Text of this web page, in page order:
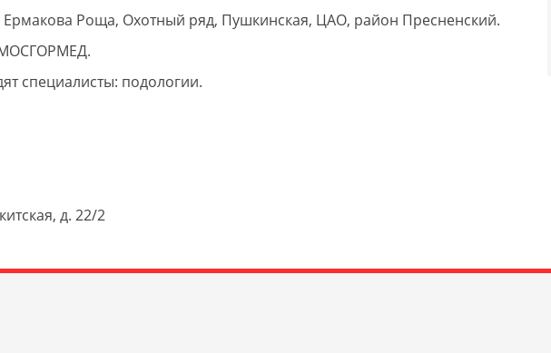
Роща, Охотный ряд, Пушкинская, ЦАО, район Пресненский.
МОСГОРМЕД.
специалисты: подологии.
д. 22/2